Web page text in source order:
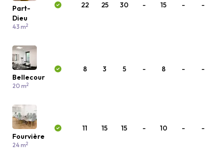
Part-
Dieu
43 m2
22 25 30 - 15 - -
Bellecour
20 m2
8 3 5 - 8 - -
Fourvière
24 m2
11 15 15 - 10 - -